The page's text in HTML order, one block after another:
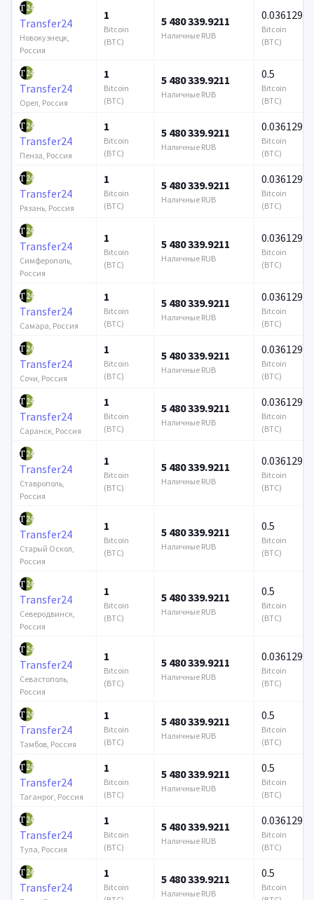
Transfer24
Новокузнецк,
Россия
1
Bitcoin
(BTC)
5 480 339.9211
Наличные RUB
0.036129
Bitcoin
(BTC)
Transfer24
Орел, Россия
1
Bitcoin
(BTC)
5 480 339.9211
Наличные RUB
0.5
Bitcoin
(BTC)
Transfer24
Пенза, Россия
1
Bitcoin
(BTC)
5 480 339.9211
Наличные RUB
0.036129
Bitcoin
(BTC)
Transfer24
Рязань, Россия
1
Bitcoin
(BTC)
5 480 339.9211
Наличные RUB
0.036129
Bitcoin
(BTC)
Transfer24
Симферополь,
Россия
1
Bitcoin
(BTC)
5 480 339.9211
Наличные RUB
0.036129
Bitcoin
(BTC)
Transfer24
Самара, Россия
1
Bitcoin
(BTC)
5 480 339.9211
Наличные RUB
0.036129
Bitcoin
(BTC)
Transfer24
Сочи, Россия
1
Bitcoin
(BTC)
5 480 339.9211
Наличные RUB
0.036129
Bitcoin
(BTC)
Transfer24
Саранск, Россия
1
Bitcoin
(BTC)
5 480 339.9211
Наличные RUB
0.036129
Bitcoin
(BTC)
Transfer24
Ставрополь,
Россия
1
Bitcoin
(BTC)
5 480 339.9211
Наличные RUB
0.036129
Bitcoin
(BTC)
Transfer24
Старый Оскол,
Россия
1
Bitcoin
(BTC)
5 480 339.9211
Наличные RUB
0.5
Bitcoin
(BTC)
Transfer24
Северодвинск,
Россия
1
Bitcoin
(BTC)
5 480 339.9211
Наличные RUB
0.5
Bitcoin
(BTC)
Transfer24
Севастополь,
Россия
1
Bitcoin
(BTC)
5 480 339.9211
Наличные RUB
0.036129
Bitcoin
(BTC)
Transfer24
Тамбов, Россия
1
Bitcoin
(BTC)
5 480 339.9211
Наличные RUB
0.5
Bitcoin
(BTC)
Transfer24
Таганрог, Россия
1
Bitcoin
(BTC)
5 480 339.9211
Наличные RUB
0.5
Bitcoin
(BTC)
Transfer24
Тула, Россия
1
Bitcoin
(BTC)
5 480 339.9211
Наличные RUB
0.036129
Bitcoin
(BTC)
Transfer24
1
Bitcoin
5 480 339.9211
Наличные RUB
0.5
Bitcoin